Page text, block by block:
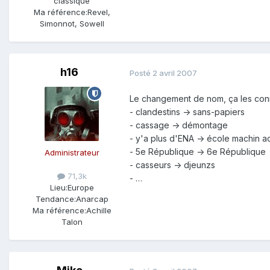
Ma référence:Revel,
Simonnot, Sowell
h16
Administrateur
71,3k
Lieu:Europe
Tendance:Anarcap
Ma référence:Achille
Talon
Posté 2 avril 2007
Le changement de nom, ça les
- clandestins -> sans-papiers
- cassage -> démontage
- y'a plus d'ENA -> école machin
- 5e République -> 6e République
- casseurs -> djeunzs
- …